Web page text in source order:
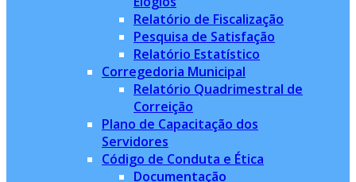
Relatório de Fiscalização
Pesquisa de Satisfação
Relatório Estatístico
Corregedoria Municipal
Relatório Quadrimestral de
Correição
Plano de Capacitação dos
Servidores
Código de Conduta e Ética
Documentação